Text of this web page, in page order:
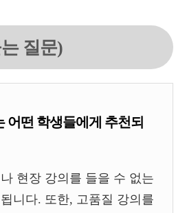
질문)
어떤 학생들에게 추천되
현장 강의를 들을 수 없는
니다. 또한, 고품질 강의를